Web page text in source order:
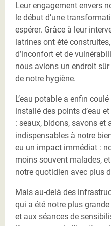
Leur engagement envers
le début d’une
espérer. Grâce à leur
latrines ont été
d’inconfort et de
nous avions un endroit
de notre hygiène.
L’eau potable a enfin
installé des points d’eau
: seaux, bidons, savons et
indispensables à notre
eu un impact immédiat :
moins souvent malades,
notre quotidien avec plus
Mais au-delà des
qui a été notre plus
et aux séances de